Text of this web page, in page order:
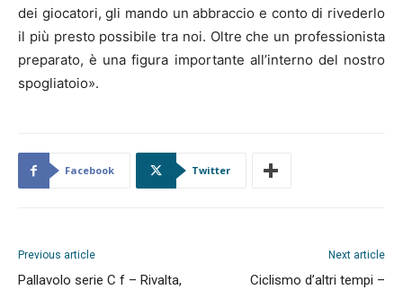
dei giocatori, gli mando un abbraccio e conto di rivederlo
il più presto possibile tra noi. Oltre che un professionista
preparato, è una figura importante all’interno del nostro
spogliatoio».
Facebook Twitter
Previous article
Pallavolo serie C f – Rivalta,
Next article
Ciclismo d’altri tempi –